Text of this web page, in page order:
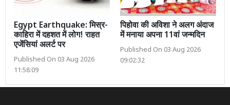
Egypt Earthquake: मिस्र-
काहिरा में दहशत में लोग! राहत
एजेंसियां अलर्ट पर
Published On 03 Aug 2026
11:58:09
पिहोवा की अविशा ने अलग अंदाज
में मनाया अपना 11वां जन्मदिन
Published On 03 Aug 2026
09:02:32